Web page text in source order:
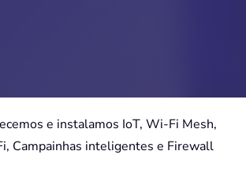
e instalamos IoT, Wi-Fi Mesh,
Campainhas inteligentes e Firewall